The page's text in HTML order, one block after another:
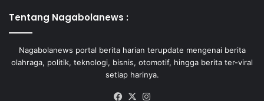
Tentang Nagabolanews :
Nagabolanews portal berita harian terupdate mengenai berita
olahraga, politik, teknologi, bisnis, otomotif, hingga berita ter-viral
setiap harinya.
Facebook
X